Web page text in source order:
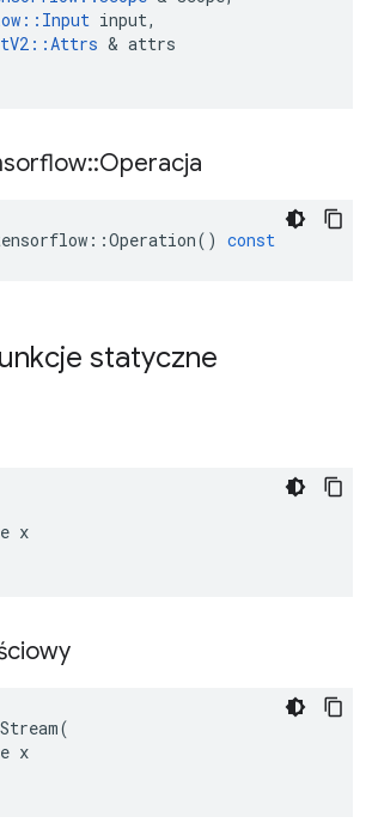
:: Input input,
::Attrs & attrs
::Operacja
::Operation() const
statyczne
x
x